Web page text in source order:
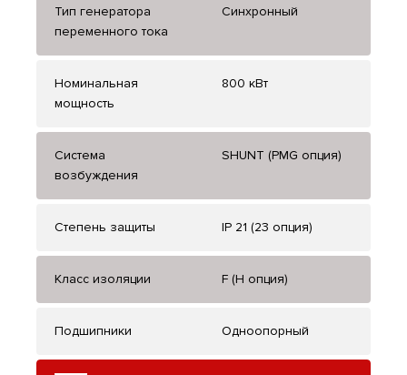
Тип генератора
переменного тока
Синхронный
Номинальная
мощность
800 кВт
Система
возбуждения
SHUNT (PMG опция)
Степень защиты IP 21 (23 опция)
Класс изоляции F (H опция)
Подшипники Одноопорный